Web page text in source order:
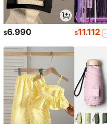
$6.990 $11.112 -